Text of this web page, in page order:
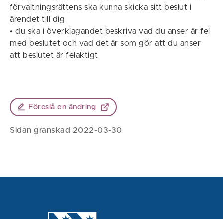
förvaltningsrättens ska kunna skicka sitt beslut i
ärendet till dig
• du ska i överklagandet beskriva vad du anser är fel
med beslutet och vad det är som gör att du anser
att beslutet är felaktigt
Föreslå en ändring
Sidan granskad 2022-03-30